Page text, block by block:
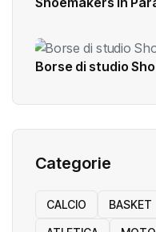
Borse di studio
Categorie
CALCIO BASKET